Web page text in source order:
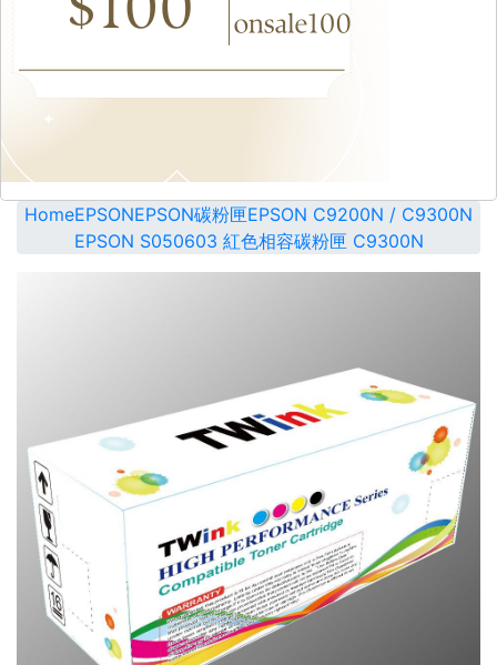
HomeEPSONEPSON碳粉匣EPSON C9200N / C9300N
EPSON S050603 紅色相容碳粉匣 C9300N